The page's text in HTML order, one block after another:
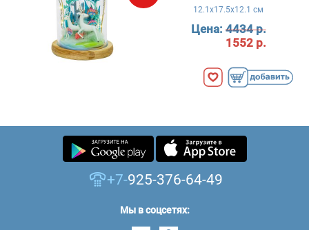
12.1x17.5x12.1 см
Цена:4434 р.
1552 р.
+7-925-376-64-49
Мы в соцсетях: